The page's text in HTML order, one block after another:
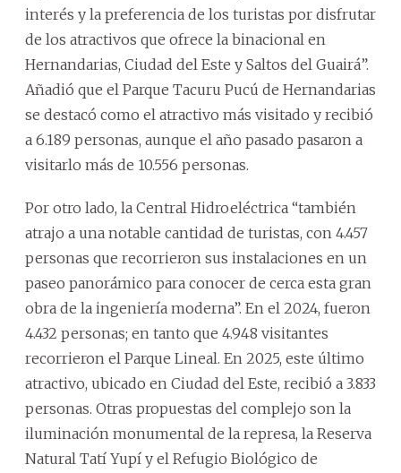
interés y la preferencia de los turistas por disfrutar
de los atractivos que ofrece la binacional en
Hernandarias, Ciudad del Este y Saltos del Guairá”.
Añadió que el Parque Tacuru Pucú de Hernandarias
se destacó como el atractivo más visitado y recibió
a 6.189 personas, aunque el año pasado pasaron a
visitarlo más de 10.556 personas.
Por otro lado, la Central Hidroeléctrica “también
atrajo a una notable cantidad de turistas, con 4.457
personas que recorrieron sus instalaciones en un
paseo panorámico para conocer de cerca esta gran
obra de la ingeniería moderna”. En el 2024, fueron
4.432 personas; en tanto que 4.948 visitantes
recorrieron el Parque Lineal. En 2025, este último
atractivo, ubicado en Ciudad del Este, recibió a 3.833
personas. Otras propuestas del complejo son la
iluminación monumental de la represa, la Reserva
Natural Tatí Yupí y el Refugio Biológico de